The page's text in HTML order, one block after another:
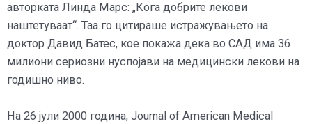
авторката Линда Марс: „Кога добрите лекови
наштетуваат“. Таа го цитираше истражувањето на
доктор Давид Батес, кое покажа дека во САД има 36
милиони сериозни нуспојави на медицински лекови на
годишно ниво.
На 26 јули 2000 година, Journal of American Medical